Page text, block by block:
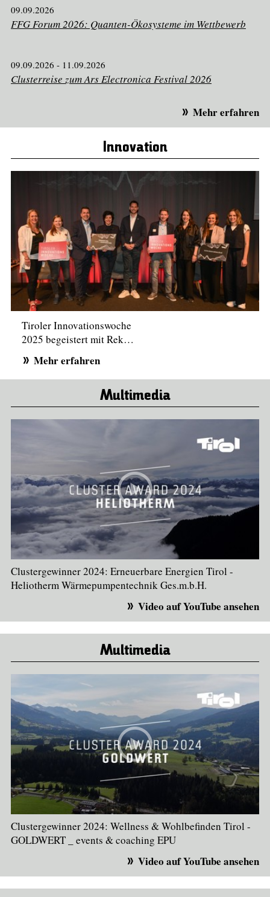
09.09.2026
FFG Forum 2026: Quanten-Ökosysteme im Wettbewerb
09.09.2026 - 11.09.2026
Clusterreise zum Ars Electronica Festival 2026
Mehr erfahren
Innovation
Tiroler Innovationswoche
2025 begeistert mit Rek…
Mehr erfahren
Multimedia
Clustergewinner 2024: Erneuerbare Energien Tirol -
Heliotherm Wärmepumpentechnik Ges.m.b.H.
Video auf YouTube ansehen
Multimedia
Clustergewinner 2024: Wellness & Wohlbefinden Tirol -
GOLDWERT _ events & coaching EPU
Video auf YouTube ansehen